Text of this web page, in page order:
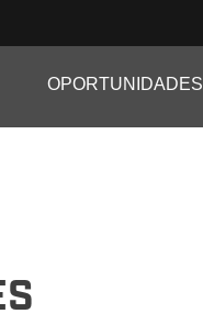
OPORTUNIDADES